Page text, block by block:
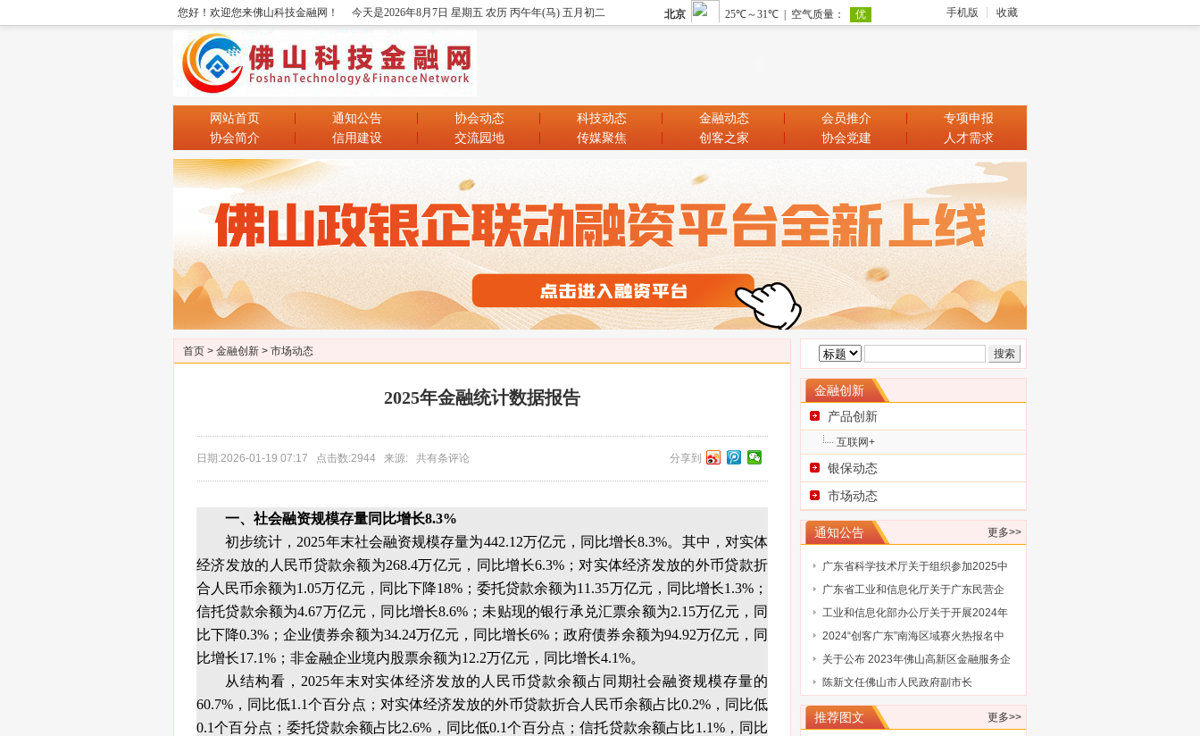
收藏
手机版
您好！欢迎您来佛山科技金融网！ 今天是2026年8月7日 星期五 农历 丙午年(马) 五月初二
网站首页 通知公告 协会动态 科技动态 金融动态 会员推介
专项申报
协会简介
信用建设 交流园地 传媒聚焦 创客之家 协会党建 人才需求
首页 > 金融创新 > 市场动态
2025年金融统计数据报告
日期:2026-01-19 07:17 点击数:2944 来源: 共有条评论 分享到
一、社会融资规模存量同比增长8.3%
初步统计，2025年末社会融资规模存量为442.12万亿元，同比增长8.3%。其中，对实体
经济发放的人民币贷款余额为268.4万亿元，同比增长6.3%；对实体经济发放的外币贷款折
合人民币余额为1.05万亿元，同比下降18%；委托贷款余额为11.35万亿元，同比增长1.3%；
信托贷款余额为4.67万亿元，同比增长8.6%；未贴现的银行承兑汇票余额为2.15万亿元，同
比下降0.3%；企业债券余额为34.24万亿元，同比增长6%；政府债券余额为94.92万亿元，同
比增长17.1%；非金融企业境内股票余额为12.2万亿元，同比增长4.1%。
从结构看，2025年末对实体经济发放的人民币贷款余额占同期社会融资规模存量的
60.7%，同比低1.1个百分点；对实体经济发放的外币贷款折合人民币余额占比0.2%，同比低
0.1个百分点；委托贷款余额占比2.6%，同比低0.1个百分点；信托贷款余额占比1.1%，同比
金融创新
产品创新
互联网+
银保动态
市场动态
更多>>
通知公告
广东省科学技术厅关于征集2025浦江创
国国际大数据产业博览会的通知
广东省工业和信息化厅关于广东民营企
业家智库成员（第三批）名单的通告
工业和信息化部办公厅关于开展2024年
工业废水循环利用典型案例征集工作的
2024“创客广东”南海区域赛火热报名中
关于公布 2023年佛山高新区金融服务企
业大赛评选结果的通知
陈新文任佛山市人民政府副市长
关于协会队伍建设的通知（工行）
更多>>
推荐图文